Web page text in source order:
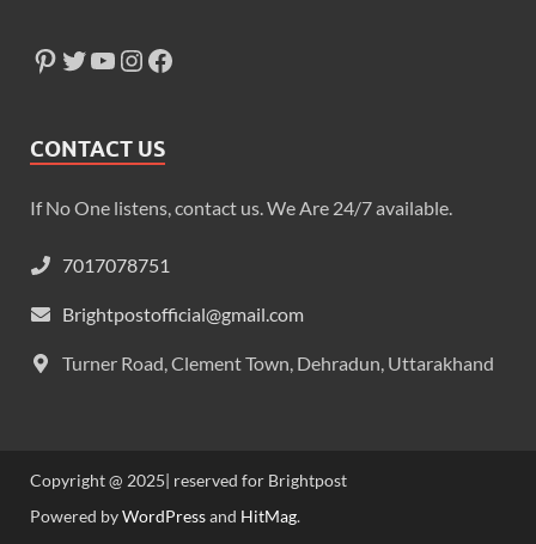
CONTACT US
If No One listens, contact us. We Are 24/7 available.
7017078751
Brightpostofficial@gmail.com
Turner Road, Clement Town, Dehradun, Uttarakhand
Copyright @ 2025| reserved for Brightpost
Powered byWordPressand HitMag.